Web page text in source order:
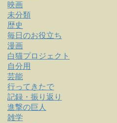
映画
未分類
歴史
毎日のお役立ち
漫画
白猫プロジェクト
自分用
芸能
行ってきたで
記録・振り返り
進撃の巨人
雑学